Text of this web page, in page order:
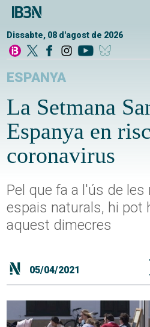
Dissabte, 08 d'agost de 2026
ESPANYA
La Setmana
Espanya en
coronavirus
Pel que fa a l'ús de
espais naturals, hi pot
aquest dimecres
05/04/2021